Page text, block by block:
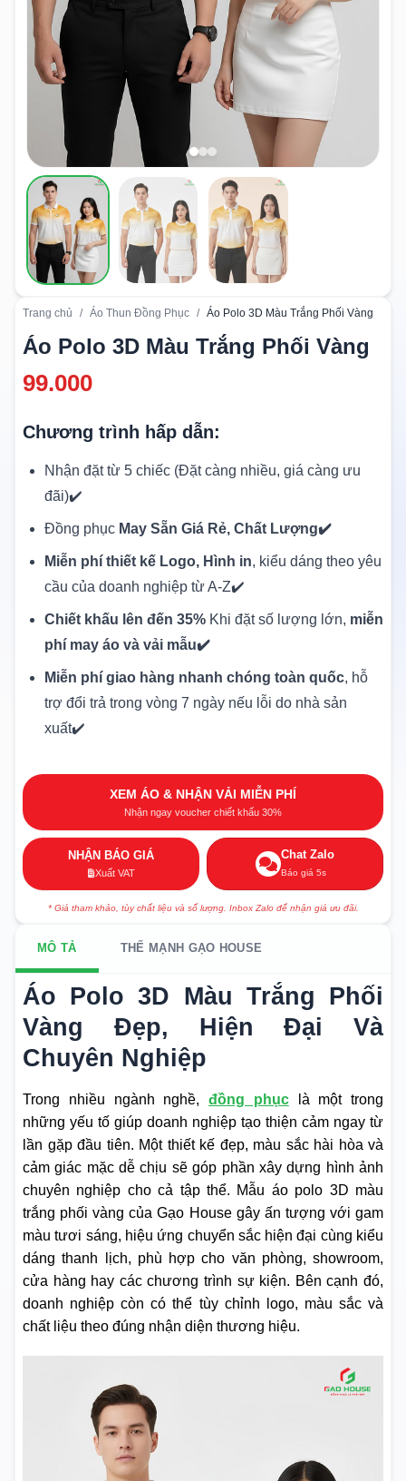
Trang chủ / Áo Thun Đồng Phục / Áo Polo 3D Màu Trắng Phối Vàng
Áo Polo 3D Màu Trắng Phối Vàng
99.000
Chương trình hấp dẫn:
Nhận đặt từ 5 chiếc (Đặt càng nhiều, giá càng ưu
đãi)✔️
Đồng phục May Sẵn Giá Rẻ, Chất Lượng✔️
Miễn phí thiết kế Logo, Hình in, kiểu dáng theo yêu
cầu của doanh nghiệp từ A-Z✔️
Chiết khấu lên đến 35% Khi đặt số lượng lớn, miễn
phí may áo và vải mẫu✔️
Miễn phí giao hàng nhanh chóng toàn quốc, hỗ
trợ đổi trả trong vòng 7 ngày nếu lỗi do nhà sản
xuất✔️
XEM ÁO & NHẬN VẢI MIỄN PHÍ
Nhận ngay voucher chiết khấu 30%
NHẬN BÁO GIÁ
Xuất VAT
Chat Zalo
Báo giá 5s
* Giá tham khảo, tùy chất liệu và số lượng. Inbox Zalo để nhận giá ưu đãi.
MÔ TẢ THẾ MẠNH GẠO HOUSE
Áo Polo 3D Màu Trắng Phối
Vàng Đẹp, Hiện Đại Và
Chuyên Nghiệp
Trong nhiều ngành nghề, đồng phụclà một trong
những yếu tố giúp doanh nghiệp tạo thiện cảm ngay từ
lần gặp đầu tiên. Một thiết kế đẹp, màu sắc hài hòa và
cảm giác mặc dễ chịu sẽ góp phần xây dựng hình ảnh
chuyên nghiệp cho cả tập thể. Mẫu áo polo 3D màu
trắng phối vàng của Gạo House gây ấn tượng với gam
màu tươi sáng, hiệu ứng chuyển sắc hiện đại cùng kiểu
dáng thanh lịch, phù hợp cho văn phòng, showroom,
cửa hàng hay các chương trình sự kiện. Bên cạnh đó,
doanh nghiệp còn có thể tùy chỉnh logo, màu sắc và
chất liệu theo đúng nhận diện thương hiệu.